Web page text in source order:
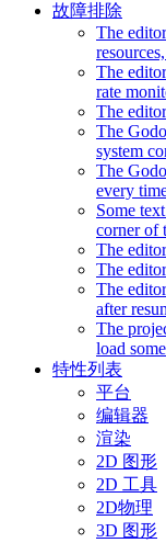
故障排除
The
The
rate
The
The
system
The
every
Some
corner of
The
The
The
after
The
load
特性列表
平台
编辑器
渲染
2D 图形
2D 工具
2D物理
3D 图形